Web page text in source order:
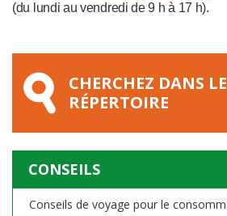
(du lundi au vendredi de 9 h à 17 h).
CHERCHEZ DANS LE
RÉPERTOIRE
CONSEILS
Conseils de voyage pour le